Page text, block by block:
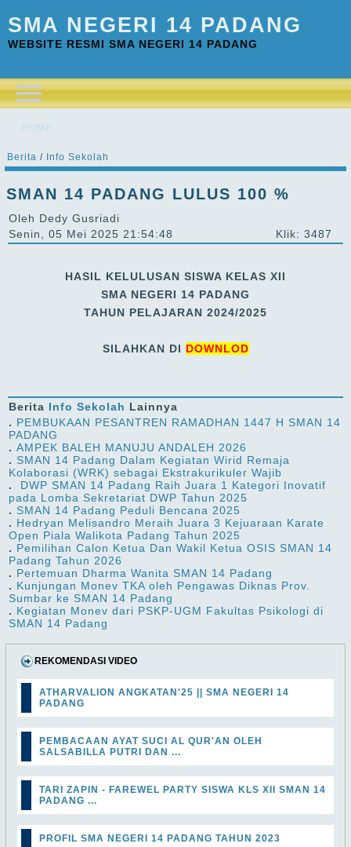
SMA NEGERI 14 PADANG
WEBSITE RESMI SMA NEGERI 14 PADANG
HOME
Berita / Info Sekolah
SMAN 14 PADANG LULUS 100 %
Oleh Dedy Gusriadi
Senin, 05 Mei 2025 21:54:48
Klik: 3487
HASIL KELULUSAN SISWA KELAS XII
SMA NEGERI 14 PADANG
TAHUN PELAJARAN 2024/2025
SILAHKAN DI DOWNLOD
Berita Info Sekolah Lainnya
. PEMBUKAAN PESANTREN RAMADHAN 1447 H SMAN 14
PADANG
. AMPEK BALEH MANUJU ANDALEH 2026
. SMAN 14 Padang Dalam Kegiatan Wirid Remaja
Kolaborasi (WRK) sebagai Ekstrakurikuler Wajib
.
DWP SMAN 14 Padang Raih Juara 1 Kategori Inovatif
pada Lomba Sekretariat DWP Tahun 2025
. SMAN 14 Padang Peduli Bencana 2025
. Hedryan Melisandro Meraih Juara 3 Kejuaraan Karate
Open Piala Walikota Padang Tahun 2025
. Pemilihan Calon Ketua Dan Wakil Ketua OSIS SMAN 14
Padang Tahun 2026
. Pertemuan Dharma Wanita SMAN 14 Padang
. Kunjungan Monev TKA oleh Pengawas Diknas Prov.
Sumbar ke SMAN 14 Padang
. Kegiatan Monev dari PSKP-UGM Fakultas Psikologi di
SMAN 14 Padang
REKOMENDASI VIDEO
ATHARVALION ANGKATAN'25 || SMA NEGERI 14
PADANG
PEMBACAAN AYAT SUCI AL QUR'AN OLEH
SALSABILLA PUTRI DAN ...
TARI ZAPIN - FAREWEL PARTY SISWA KLS XII SMAN 14
PADANG ...
PROFIL SMA NEGERI 14 PADANG TAHUN 2023